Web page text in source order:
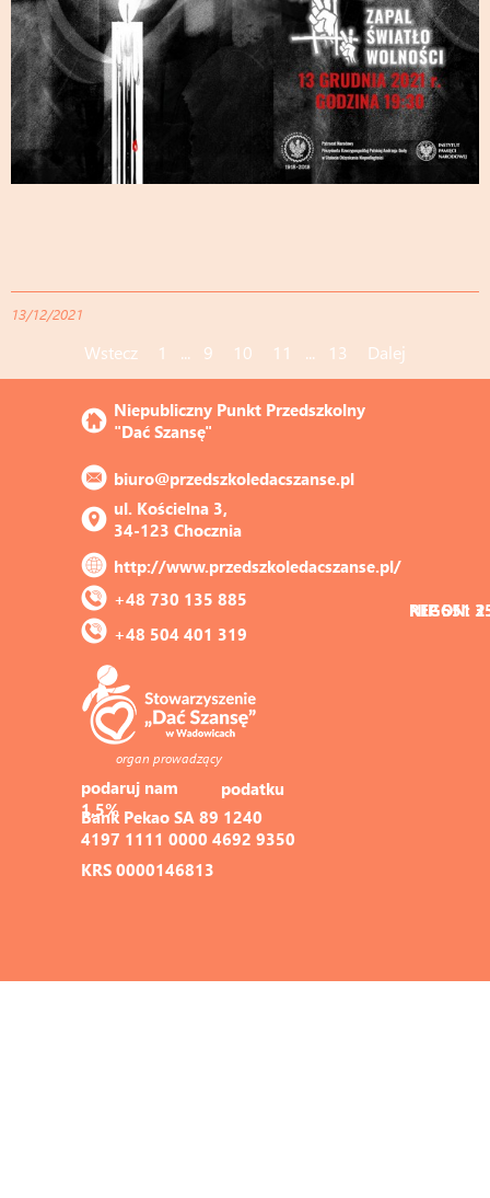
13/12/2021
Wstecz 1 ... 9 10 11 ... 13 Dalej
KRS 0000146813
Niepubliczny Punkt Przedszkolny
"Dać Szansę"
ul. Kościelna 3,
34-123 Chocznia
biuro@przedszkoledacszanse.pl
http://www.przedszkoledacszanse.pl/
+48 730 135 885
+48 504 401 319
Bank Pekao SA 89 1240
4197 1111 0000 4692 9350
podaruj nam
1,5%
organ prowadzący
podatku
REGON:
NIP 551